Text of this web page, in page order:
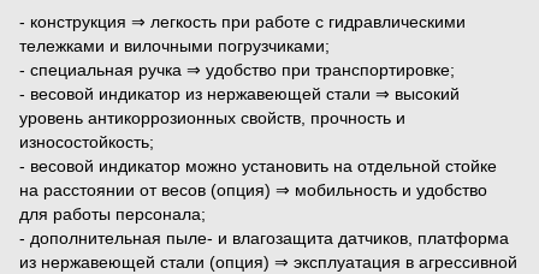
- конструкция ⇒ легкость при работе с гидравлическими
тележками и вилочными погрузчиками;
- специальная ручка ⇒ удобство при транспортировке;
- весовой индикатор из нержавеющей стали ⇒ высокий
уровень антикоррозионных свойств, прочность и
износостойкость;
- весовой индикатор можно установить на отдельной стойке
на расстоянии от весов (опция) ⇒ мобильность и удобство
для работы персонала;
- дополнительная пыле- и влагозащита датчиков, платформа
из нержавеющей стали (опция) ⇒ эксплуатация в агрессивной